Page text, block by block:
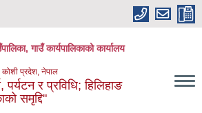
गाउँ कार्यपालिकाको कार्यालय
कोशी प्रदेश, नेपाल
पर्यटन र प्रविधि; हिलिहाङ
समृद्दि"